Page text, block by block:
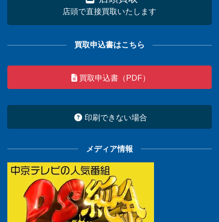
店頭で直接買取いたします
買取申込書はこちら
買取申込書（PDF）
印刷できない場合
メディア情報